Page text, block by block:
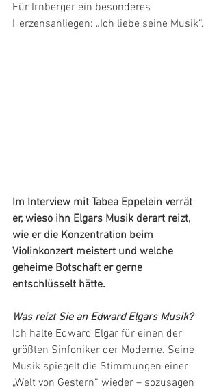
Für Irnberger ein besonderes
Herzensanliegen: „Ich liebe seine Musik“.
Im Interview mit Tabea Eppelein verrät
er, wieso ihn Elgars Musik derart reizt,
wie er die Konzentration beim
Violinkonzert meistert und welche
geheime Botschaft er gerne
entschlüsselt hätte.
Was reizt Sie an Edward Elgars Musik?
Ich halte Edward Elgar für einen der
größten Sinfoniker der Moderne. Seine
Musik spiegelt die Stimmungen einer
„Welt von Gestern“ wieder – sozusagen